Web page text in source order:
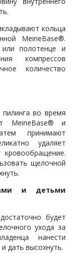
кольца
MeineBase®.
полотенце и
компрессов
количество
во время
MeineBase® и
принимают
удаляет
щелочной
и детьми
будет
ухода за
нанести
дать высохнуть.